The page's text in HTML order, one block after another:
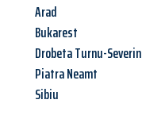
Arad
Bukarest
Drobeta Turnu-Severin
Piatra Neamt
Sibiu